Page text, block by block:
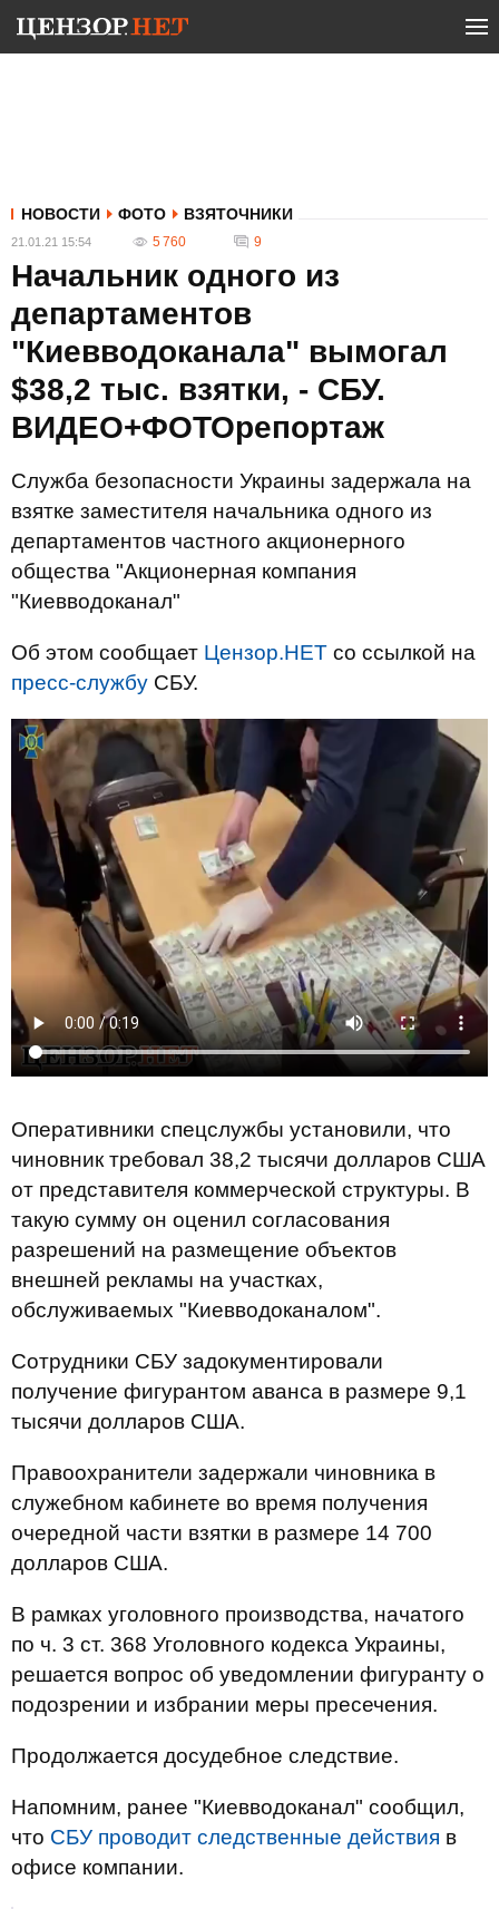
НОВОСТИ ФОТО ВЗЯТОЧНИКИ
21.01.21 15:54 5 760 9
Начальник одного из
департаментов
"Киевводоканала" вымогал
$38,2 тыс. взятки, - СБУ.
ВИДЕО+ФОТОрепортаж
Служба безопасности Украины задержала на
взятке заместителя начальника одного из
департаментов частного акционерного
общества "Акционерная компания
"Киевводоканал"
Об этом сообщает Цензор.НЕТ со ссылкой на
пресс-службу СБУ.
Оперативники спецслужбы установили, что
чиновник требовал 38,2 тысячи долларов США
от представителя коммерческой структуры. В
такую ​​сумму он оценил согласования
разрешений на размещение объектов
внешней рекламы на участках,
обслуживаемых "Киевводоканалом".
Сотрудники СБУ задокументировали
получение фигурантом аванса в размере 9,1
тысячи долларов США.
Правоохранители задержали чиновника в
служебном кабинете во время получения
очередной части взятки в размере 14 700
долларов США.
В рамках уголовного производства, начатого
по ч. 3 ст. 368 Уголовного кодекса Украины,
решается вопрос об уведомлении фигуранту о
подозрении и избрании меры пресечения.
Продолжается досудебное следствие.
Напомним, ранее "Киевводоканал" сообщил,
что СБУ проводит следственные действия в
офисе компании.